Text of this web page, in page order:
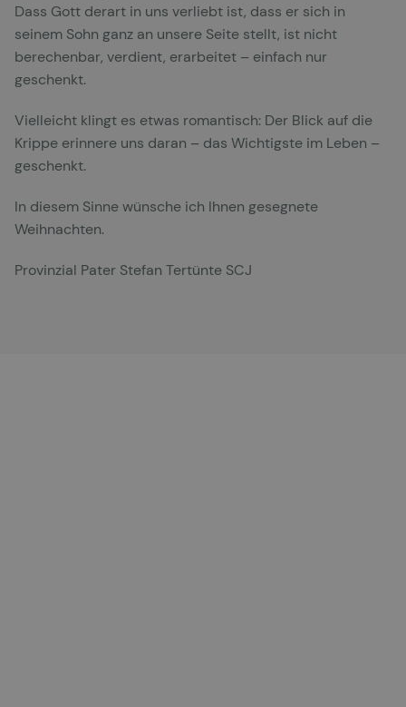
Dass Gott derart in uns verliebt ist, dass er sich in
seinem Sohn ganz an unsere Seite stellt, ist nicht
berechenbar, verdient, erarbeitet – einfach nur
geschenkt.
Vielleicht klingt es etwas romantisch: Der Blick auf die
Krippe erinnere uns daran – das Wichtigste im Leben –
geschenkt.
In diesem Sinne wünsche ich Ihnen gesegnete
Weihnachten.
Provinzial Pater Stefan Tertünte SCJ